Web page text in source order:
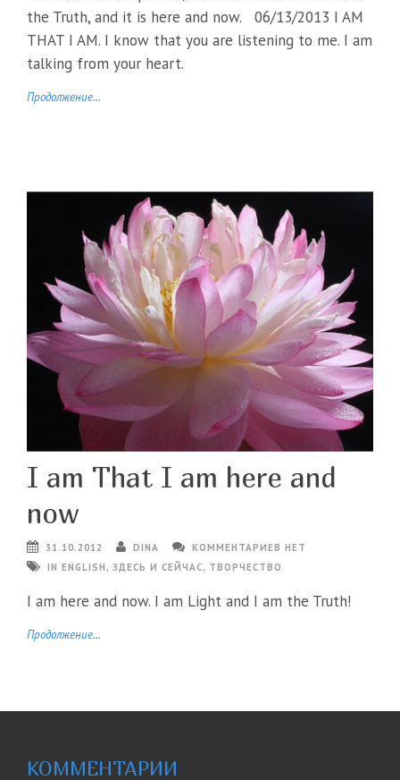
the Truth, and it is here and now. 06/13/2013 I AM
THAT I AM. I know that you are listening to me. I am
talking from your heart.
Продолжение...
I am That I am here and
now
31.10.2012 DINA
КОММЕНТАРИЕВ НЕТ
IN ENGLISH , ЗДЕСЬ И СЕЙЧАС, ТВОРЧЕСТВО
I am here and now. I am Light and I am the Truth!
Продолжение...
КОММЕНТАРИИ